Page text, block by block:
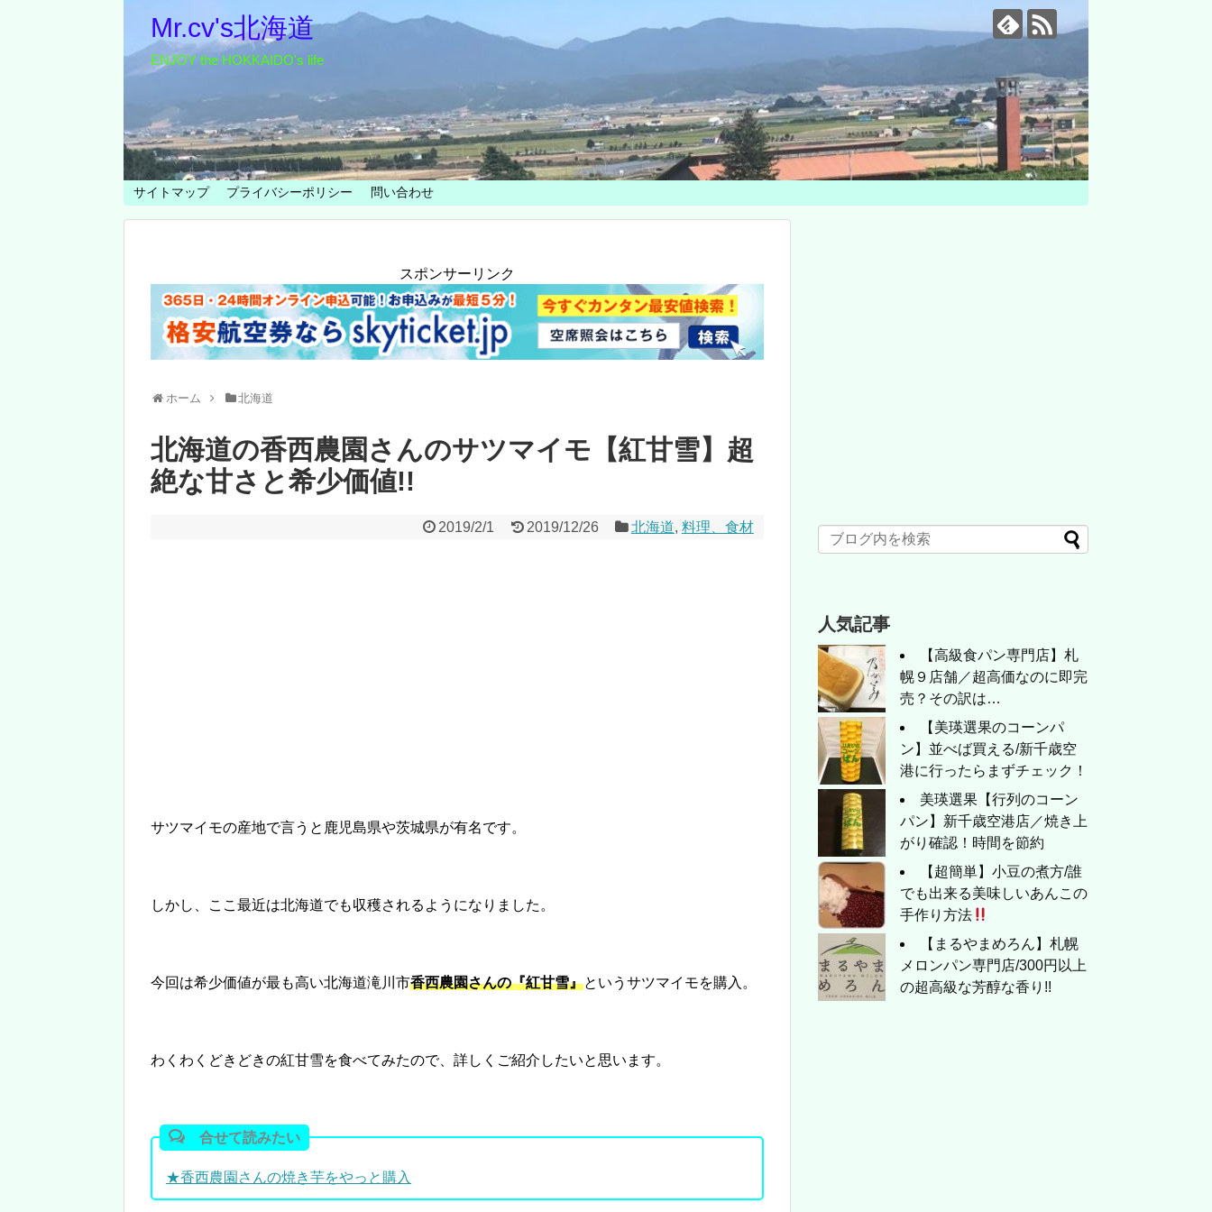
Mr.cv's北海道
ENJOY the HOKKAIDO's life
サイトマップ プライバシーポリシー 問い合わせ
スポンサーリンク
ホーム 北海道
北海道の香西農園さんのサツマイモ【紅甘雪】超
絶な甘さと希少価値!!
2019/2/1 2019/12/26 北海道, 料理、食材
サツマイモの産地で言うと鹿児島県や茨城県が有名です。
しかし、ここ最近は北海道でも収穫されるようになりました。
今回は希少価値が最も高い北海道滝川市香西農園さんの『紅甘雪』というサツマイモを購入。
わくわくどきどきの紅甘雪を食べてみたので、詳しくご紹介したいと思います。
合せて読みたい
★香西農園さんの焼き芋をやっと購入
人気記事
【高級食パン専門店】札
幌９店舗／超高価なのに即完
売？その訳は…
【美瑛選果のコーンパ
ン】並べば買える/新千歳空
港に行ったらまずチェック！
美瑛選果【行列のコーン
パン】新千歳空港店／焼き上
がり確認！時間を節約
【超簡単】小豆の煮方/誰
でも出来る美味しいあんこの
手作り方法
【まるやまめろん】札幌
メロンパン専門店/300円以上
の超高級な芳醇な香り!!